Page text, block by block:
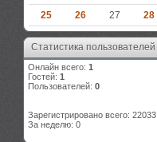
25
26 27 28
Статистика пользователей
Онлайн всего: 1
Гостей: 1
Пользователей: 0
Зарегистрировано всего: 22033
За неделю: 0